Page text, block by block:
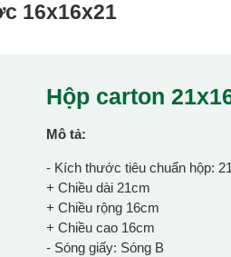
16x16x21
Hộp carton
Mô tả:
- Kích thước tiêu chuẩn hộp:
+ Chiều dài 21cm
+ Chiều rộng 16cm
+ Chiều cao 16cm
- Sóng giấy: Sóng B